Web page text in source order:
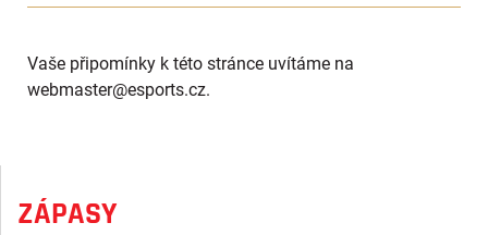
Vaše připomínky k této stránce uvítáme na
webmaster@esports.cz.
ZÁPASY